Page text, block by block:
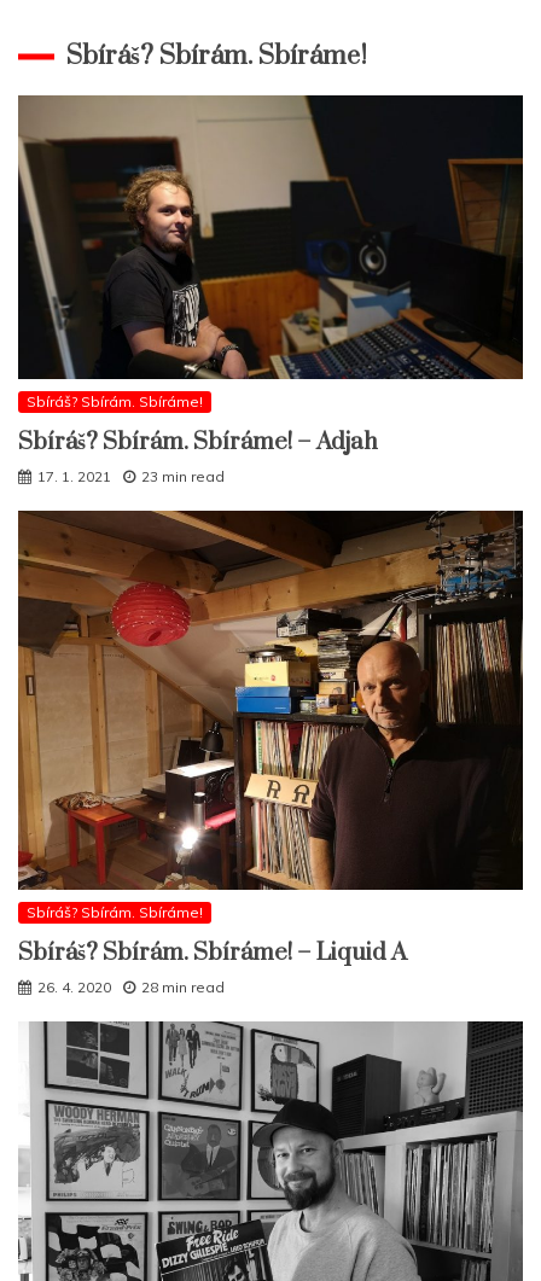
Sbíráš? Sbírám. Sbíráme!
Sbíráš? Sbírám. Sbíráme!
Sbíráš? Sbírám. Sbíráme! – Adjah
17. 1. 2021 23 min read
Sbíráš? Sbírám. Sbíráme!
Sbíráš? Sbírám. Sbíráme! – Liquid A
26. 4. 2020 28 min read